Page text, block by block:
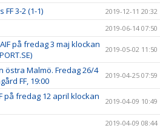
3-2 (1-1) 2019-12-11 20:32
2019-06-14 07:50
på fredag 3 maj klockan
2019-05-02 11:50
östra Malmö. Fredag 26/4
FF, 19:00
2019-04-25 07:59
på fredag 12 april klockan
2019-04-09 10:49
2019-04-09 08:44